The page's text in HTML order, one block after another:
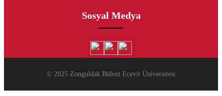
Sosyal Medya
© 2025 Zonguldak Bülent Ecevit Üniversitesi